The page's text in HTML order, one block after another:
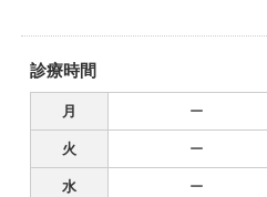
診療時間
月 ー
火 ー
水 ー